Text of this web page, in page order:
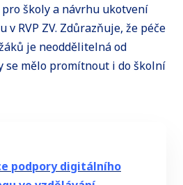
školy a návrhu ukotvení
RVP ZV. Zdůrazňuje, že péče
je neoddělitelná od
se mělo promítnout i do školní
podpory digitálního